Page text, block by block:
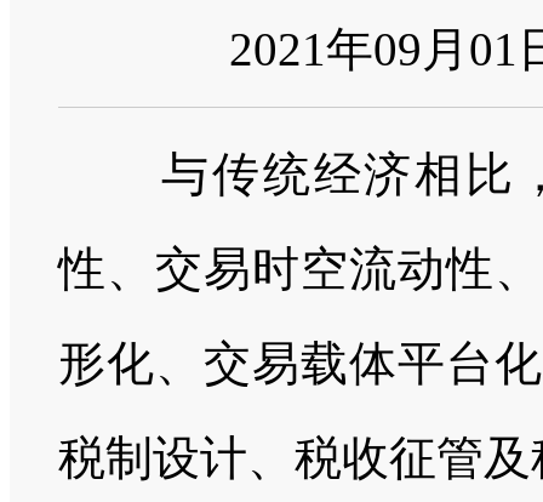
2021年09月01
与传统经济相比
性、交易时空流动性
形化、交易载体平台
税制设计、税收征管